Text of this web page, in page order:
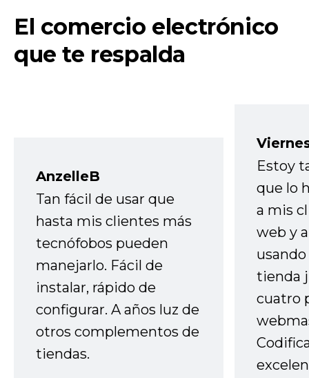
El comercio electrónico
que te respalda
AnzelleB
Tan fácil de usar que
hasta mis clientes más
tecnófobos pueden
manejarlo. Fácil de
instalar, rápido de
configurar. A años luz de
otros complementos de
tiendas.
Estoy
que lo
a mis
web y
tienda
cuatro